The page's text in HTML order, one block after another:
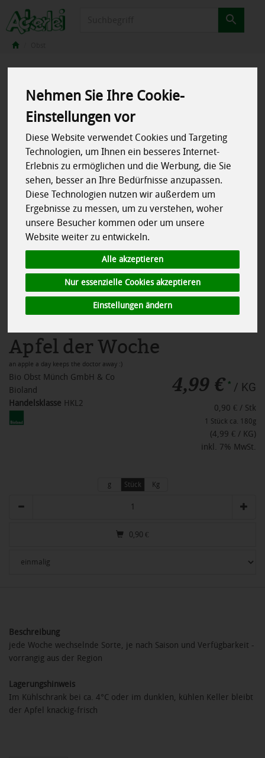
Nehmen Sie Ihre Cookie-
Einstellungen vor
Diese Website verwendet Cookies und Targeting
Technologien, um Ihnen ein besseres Internet-
Erlebnis zu ermöglichen und die Werbung, die Sie
sehen, besser an Ihre Bedürfnisse anzupassen.
Diese Technologien nutzen wir außerdem um
Ergebnisse zu messen, um zu verstehen, woher
unsere Besucher kommen oder um unsere
Website weiter zu entwickeln.
Alle akzeptieren
Nur essenzielle Cookies akzeptieren
Einstellungen ändern
Apfel der Woche
an apple a day keeps the doctor away :)
Bio Obst Münch GmbH & Co
Bioland
Handelsklasse HKL2
4,99 € * / KG
0,90 € / Stk
1 Stück ca. 180g
(4,99 € / KG)
inkl. 7% MwSt.
g Stück Kg
0,90 €
Beschreibung
jede Woche wechselnde Sorte, je nach Saison und Verfügbarkeit -
vorrangig aus der Region
Lagerungshinweis
Im Kühlschrank bei ca. 4°C oder im dunklen, kühlen Keller bleibt
der Apfel knackig-frisch